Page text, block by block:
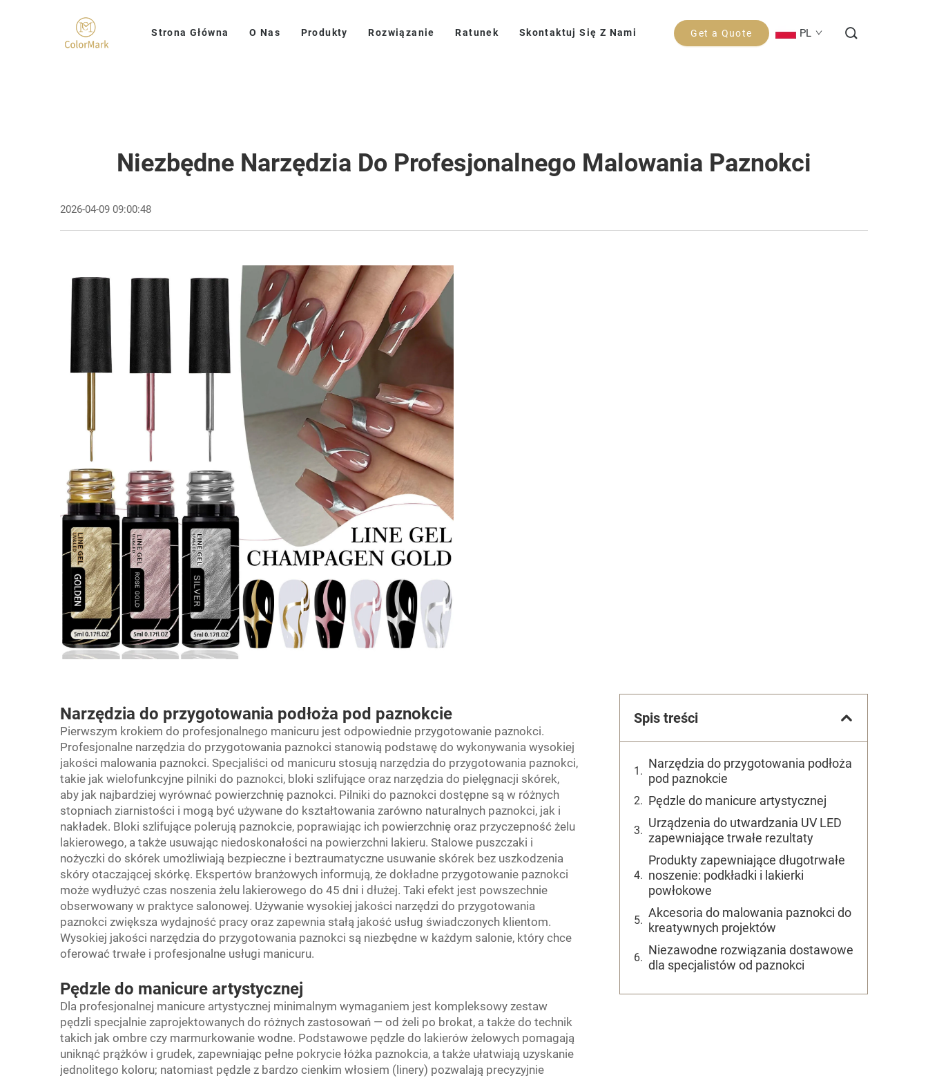
Strona Główna O Nas Produkty Rozwiązanie Ratunek Skontaktuj Się Z Nami Get a Quote PL
Niezbędne Narzędzia Do Profesjonalnego Malowania Paznokci
2026-04-09 09:00:48
Narzędzia do przygotowania podłoża pod paznokcie
Pierwszym krokiem do profesjonalnego manicuru jest odpowiednie przygotowanie paznokci.
Profesjonalne narzędzia do przygotowania paznokci stanowią podstawę do wykonywania wysokiej
jakości malowania paznokci. Specjaliści od manicuru stosują narzędzia do przygotowania paznokci,
takie jak wielofunkcyjne pilniki do paznokci, bloki szlifujące oraz narzędzia do pielęgnacji skórek,
aby jak najbardziej wyrównać powierzchnię paznokci. Pilniki do paznokci dostępne są w różnych
stopniach ziarnistości i mogą być używane do kształtowania zarówno naturalnych paznokci, jak i
nakładek. Bloki szlifujące polerują paznokcie, poprawiając ich powierzchnię oraz przyczepność żelu
lakierowego, a także usuwając niedoskonałości na powierzchni lakieru. Stalowe puszczaki i
nożyczki do skórek umożliwiają bezpieczne i beztraumatyczne usuwanie skórek bez uszkodzenia
skóry otaczającej skórkę. Ekspertów branżowych informują, że dokładne przygotowanie paznokci
może wydłużyć czas noszenia żelu lakierowego do 45 dni i dłużej. Taki efekt jest powszechnie
obserwowany w praktyce salonowej. Używanie wysokiej jakości narzędzi do przygotowania
paznokci zwiększa wydajność pracy oraz zapewnia stałą jakość usług świadczonych klientom.
Wysokiej jakości narzędzia do przygotowania paznokci są niezbędne w każdym salonie, który chce
oferować trwałe i profesjonalne usługi manicuru.
Pędzle do manicure artystycznej
Dla profesjonalnej manicure artystycznej minimalnym wymaganiem jest kompleksowy zestaw
pędzli specjalnie zaprojektowanych do różnych zastosowań — od żeli po brokat, a także do technik
takich jak ombre czy marmurkowanie wodne. Podstawowe pędzle do lakierów żelowych pomagają
uniknąć prążków i grudek, zapewniając pełne pokrycie łóżka paznokcia, a także ułatwiają uzyskanie
jednolitego koloru; natomiast pędzle z bardzo cienkim włosiem (linery) pozwalają precyzyjnie
Spis treści
Narzędzia do przygotowania podłoża
pod paznokcie
Pędzle do manicure artystycznej
Urządzenia do utwardzania UV LED
zapewniające trwałe rezultaty
Produkty zapewniające długotrwałe
noszenie: podkładki i lakierki
powłokowe
Akcesoria do malowania paznokci do
kreatywnych projektów
Niezawodne rozwiązania dostawowe
dla specjalistów od paznokci